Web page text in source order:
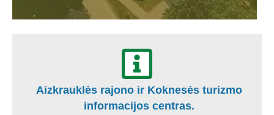
Aizkrauklės rajono ir Koknesės turizmo
informacijos centras.